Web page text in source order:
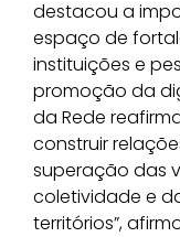
destacou a
espaço de
instituições e
promoção da
da Rede
construir
superação das
coletividade e
territórios”,